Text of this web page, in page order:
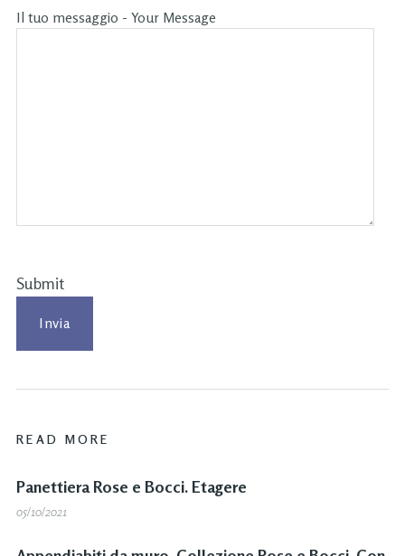
Il tuo messaggio - Your Message
Submit
READ MORE
Panettiera Rose e Bocci. Etagere
05/10/2021